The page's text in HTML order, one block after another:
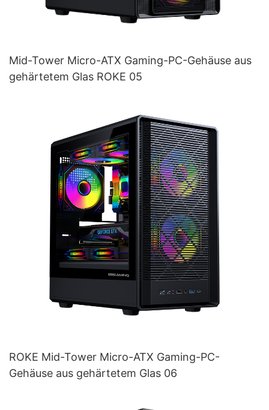
Mid-Tower Micro-ATX Gaming-PC-Gehäuse aus
gehärtetem Glas ROKE 05
ROKE Mid-Tower Micro-ATX Gaming-PC-
Gehäuse aus gehärtetem Glas 06